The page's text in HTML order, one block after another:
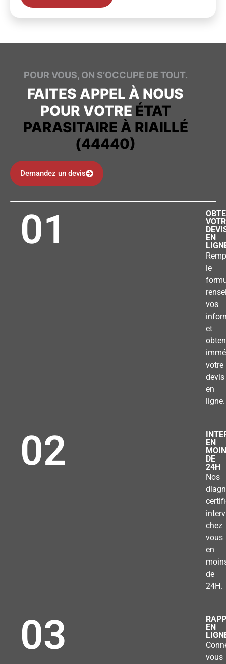
POUR VOUS, ON S’OCCUPE DE TOUT.
FAITES APPEL À NOUS
POUR VOTRE ÉTAT
PARASITAIRE À RIAILLÉ
(44440)
Demandez un devis
01
EN
le
vos
et
votre
devis
en
ligne.
02
EN
DE
24H
Nos
chez
vous
en
de
24H.
03
EN
vous